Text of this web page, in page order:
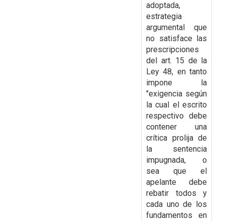
adoptada,
estrategia
argumental que
no satisface las
prescripciones
del art. 15 de la
Ley 48, en tanto
impone la
"exigencia según
lacual el escrito
respectivo debe
contener una
crítica prolija de
la sentencia
impugnada, o
sea que el
apelante debe
rebatir todos y
cada uno de los
fundamentos en